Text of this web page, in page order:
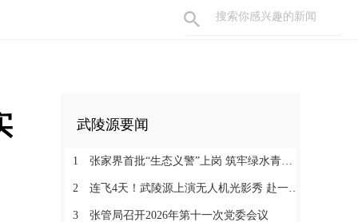
武陵源要闻
1 张家界首批“生态义警”上岗 筑牢绿水青山“防护网”
2 连飞4天！武陵源上演无人机光影秀 赴一场峰林夜色之约
3 张管局召开2026年第十一次党委会议